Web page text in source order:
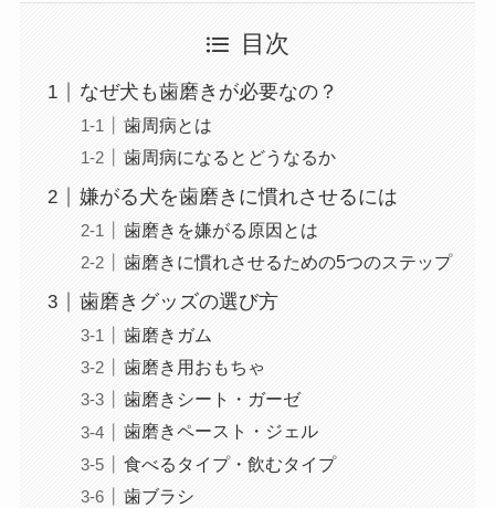
目次
なぜ犬も歯磨きが必要なの？
歯周病とは
歯周病になるとどうなるか
嫌がる犬を歯磨きに慣れさせるには
歯磨きを嫌がる原因とは
歯磨きに慣れさせるための5つのステップ
歯磨きグッズの選び方
歯磨きガム
歯磨き用おもちゃ
歯磨きシート・ガーゼ
歯磨きペースト・ジェル
食べるタイプ・飲むタイプ
歯ブラシ